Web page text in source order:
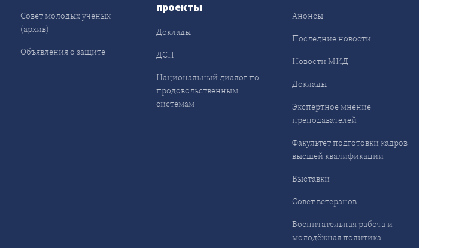
Совет молодых учёных
(архив)
Объявления о защите
проекты
Доклады
ДСП
Национальный диалог по
продовольственным
системам
Анонсы
Последние новости
Новости МИД
Доклады
Экспертное мнение
преподавателей
Факультет подготовки кадров
высшей квалификации
Выставки
Совет ветеранов
Воспитательная работа и
молодёжная политика